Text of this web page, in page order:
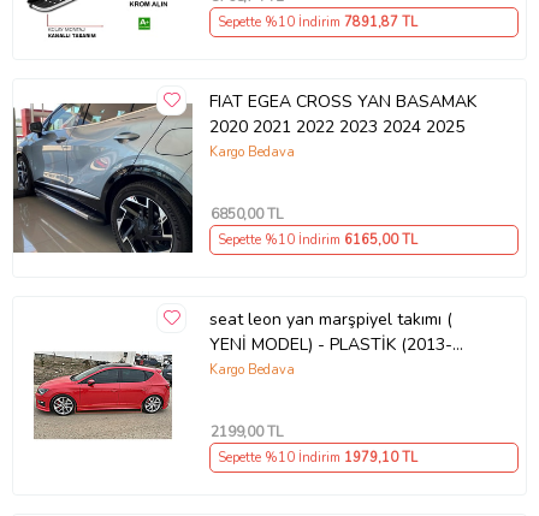
Sepette %10 İndirim 7891,87 TL
FIAT EGEA CROSS YAN BASAMAK
2020 2021 2022 2023 2024 2025
Kargo Bedava
6850,00 TL
Sepette %10 İndirim 6165,00 TL
seat leon yan marşpiyel takımı (
YENİ MODEL) - PLASTİK (2013-
2020)
Kargo Bedava
2199,00 TL
Sepette %10 İndirim 1979,10 TL